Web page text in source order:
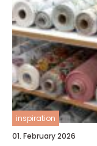
inspiration
01. February 2026